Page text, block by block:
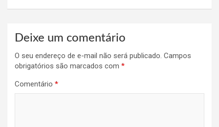
Deixe um comentário
O seu endereço de e-mail não será publicado. Campos
obrigatórios são marcados com *
Comentário *